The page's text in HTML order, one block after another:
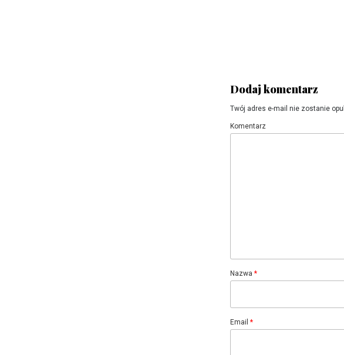
Dodaj komentarz
Twój adres e-mail nie zostanie
Komentarz
Nazwa *
Email *